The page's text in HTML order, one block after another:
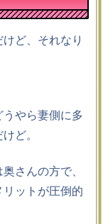
ど、それなり
やら妻側に多
ど。
さんの方で、
ットが圧倒的